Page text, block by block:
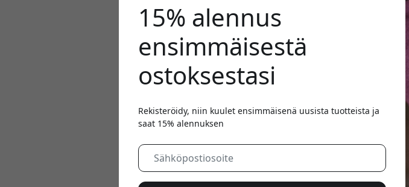
15% alennus
ensimmäisestä
ostoksestasi
Rekisteröidy, niin kuulet ensimmäisenä uusista tuotteista ja
saat 15% alennuksen